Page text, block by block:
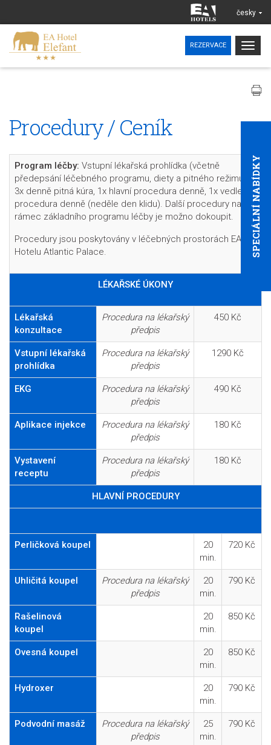
česky
REZERVACE
SPECIÁLNÍ NABÍDKY
Procedury / Ceník
Program léčby: Vstupní lékařská prohlídka (včetně
předepsání léčebného programu, diety a pitného režimu),
3x denně pitná kúra, 1x hlavní procedura denně, 1x vedlejší
procedura denně (neděle den klidu). Další procedury nad
rámec základního programu léčby je možno dokoupit.
Procedury jsou poskytovány v léčebných prostorách EA
Hotelu Atlantic Palace.
LÉKAŘSKÉ ÚKONY
Lékařská
konzultace
Procedura na lékařský
předpis
450 Kč
Vstupní lékařská
prohlídka
Procedura na lékařský
předpis
1290 Kč
EKG
Procedura na lékařský
předpis
490 Kč
Aplikace injekce
Procedura na lékařský
předpis
180 Kč
Vystavení
receptu
Procedura na lékařský
předpis
180 Kč
HLAVNÍ PROCEDURY
Perličková koupel
20
min.
720 Kč
Uhličitá koupel
Procedura na lékařský
předpis
20
min.
790 Kč
Rašelinová
koupel
20
min.
850 Kč
Ovesná koupel
20
min.
850 Kč
Hydroxer
20
min.
790 Kč
Podvodní masáž
Procedura na lékařský
předpis
25
min.
790 Kč